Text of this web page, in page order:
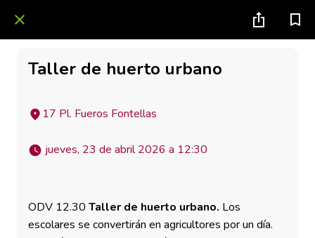
Taller de huerto urbano
17 Pl. Fueros Fontellas
jueves, 23 de abril 2026 a 12:30
ODV 12.30 Taller de huerto urbano. Los
escolares se convertirán en agricultores por un día.